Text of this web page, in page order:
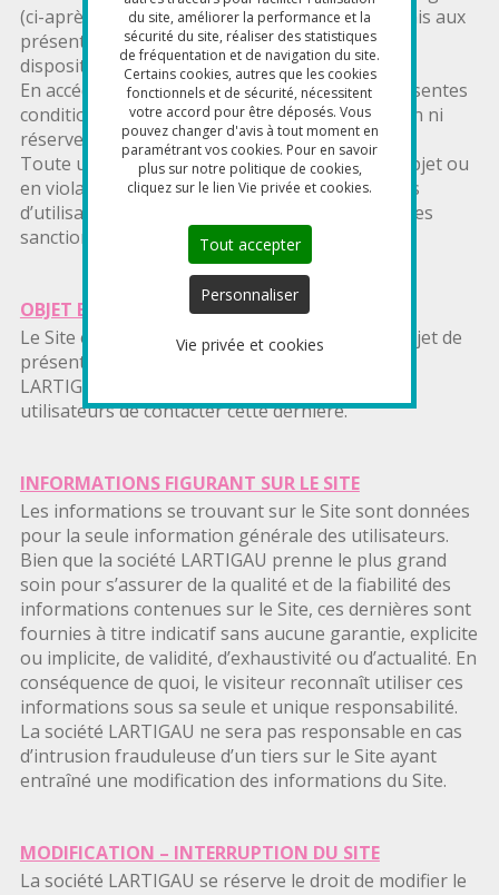
(ci-après «
le Site »)et son utilisation sont soumis aux
présentes conditions générales ainsi qu'aux
dispositions légales en vigueur.
En accédant au Site, l’utilisateur accepte les présentes
conditions générales d’utilisation sans limitation ni
réserve et s’engage à les respecter.
Toute utilisation du Site non conforme à son objet ou
en violation des présentes conditions générales
d’utilisation pourra donner lieu à l’application des
sanctions prévues par la loi.
OBJET ET PRÉSENTATION DU SITE
Le Site est un site non marchand ayant pour objet de
présenter les produits et services de la société
LARTIGAU, et le cas échéant, de permettre aux
utilisateurs de contacter cette dernière.
INFORMATIONS FIGURANT SUR LE SITE
Les informations se trouvant sur le Site sont données
pour la seule information générale des utilisateurs.
Bien que la société LARTIGAU prenne le plus grand
soin pour s’assurer de la qualité et de la fiabilité des
informations contenues sur le Site, ces dernières sont
fournies à titre indicatif sans aucune garantie, explicite
ou implicite, de validité, d’exhaustivité ou d’actualité. En
conséquence de quoi, le visiteur reconnaît utiliser ces
informations sous sa seule et unique responsabilité.
La société LARTIGAU ne sera pas responsable en cas
d’intrusion frauduleuse d’un tiers sur le Site ayant
entraîné une modification des informations du Site.
MODIFICATION – INTERRUPTION DU SITE
La société LARTIGAU se réserve le droit de modifier le
du site, améliorer la performance et la
sécurité du site, réaliser des statistiques
de fréquentation et de navigation du site.
Certains cookies, autres que les cookies
fonctionnels et de sécurité, nécessitent
votre accord pour être déposés. Vous
pouvez changer d'avis à tout moment en
paramétrant vos cookies. Pour en savoir
plus sur notre politique de cookies,
cliquez sur le lien Vie privée et cookies.
Tout accepter
Personnaliser
Vie privée et cookies